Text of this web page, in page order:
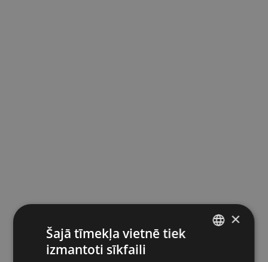
×
Šajā tīmekļa vietnē tiek
izmantoti sīkfaili